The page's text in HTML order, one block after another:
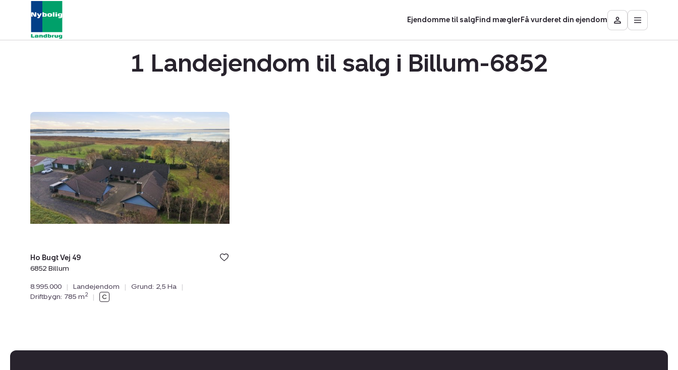
Ejendomme til salgFind mæglerFå vurderet din ejendom
Besøg
Mit
Åbn
1 Landejendom til salg i Billum-6852
Landejendom:
Ho
Bugt
Vej
49,
6852
Billum
Ho Bugt Vej 49
6852 Billum
8.995.000 | Landejendom | Grund: 2,5 Ha
|
Driftbygn: 785 m2 |